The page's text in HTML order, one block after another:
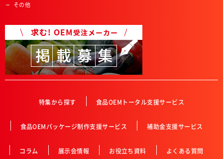
その他
特集から探す 食品OEMトータル支援サービス
食品OEMパッケージ制作支援サービス 補助金支援サービス
コラム 展示会情報 お役立ち資料 よくある質問